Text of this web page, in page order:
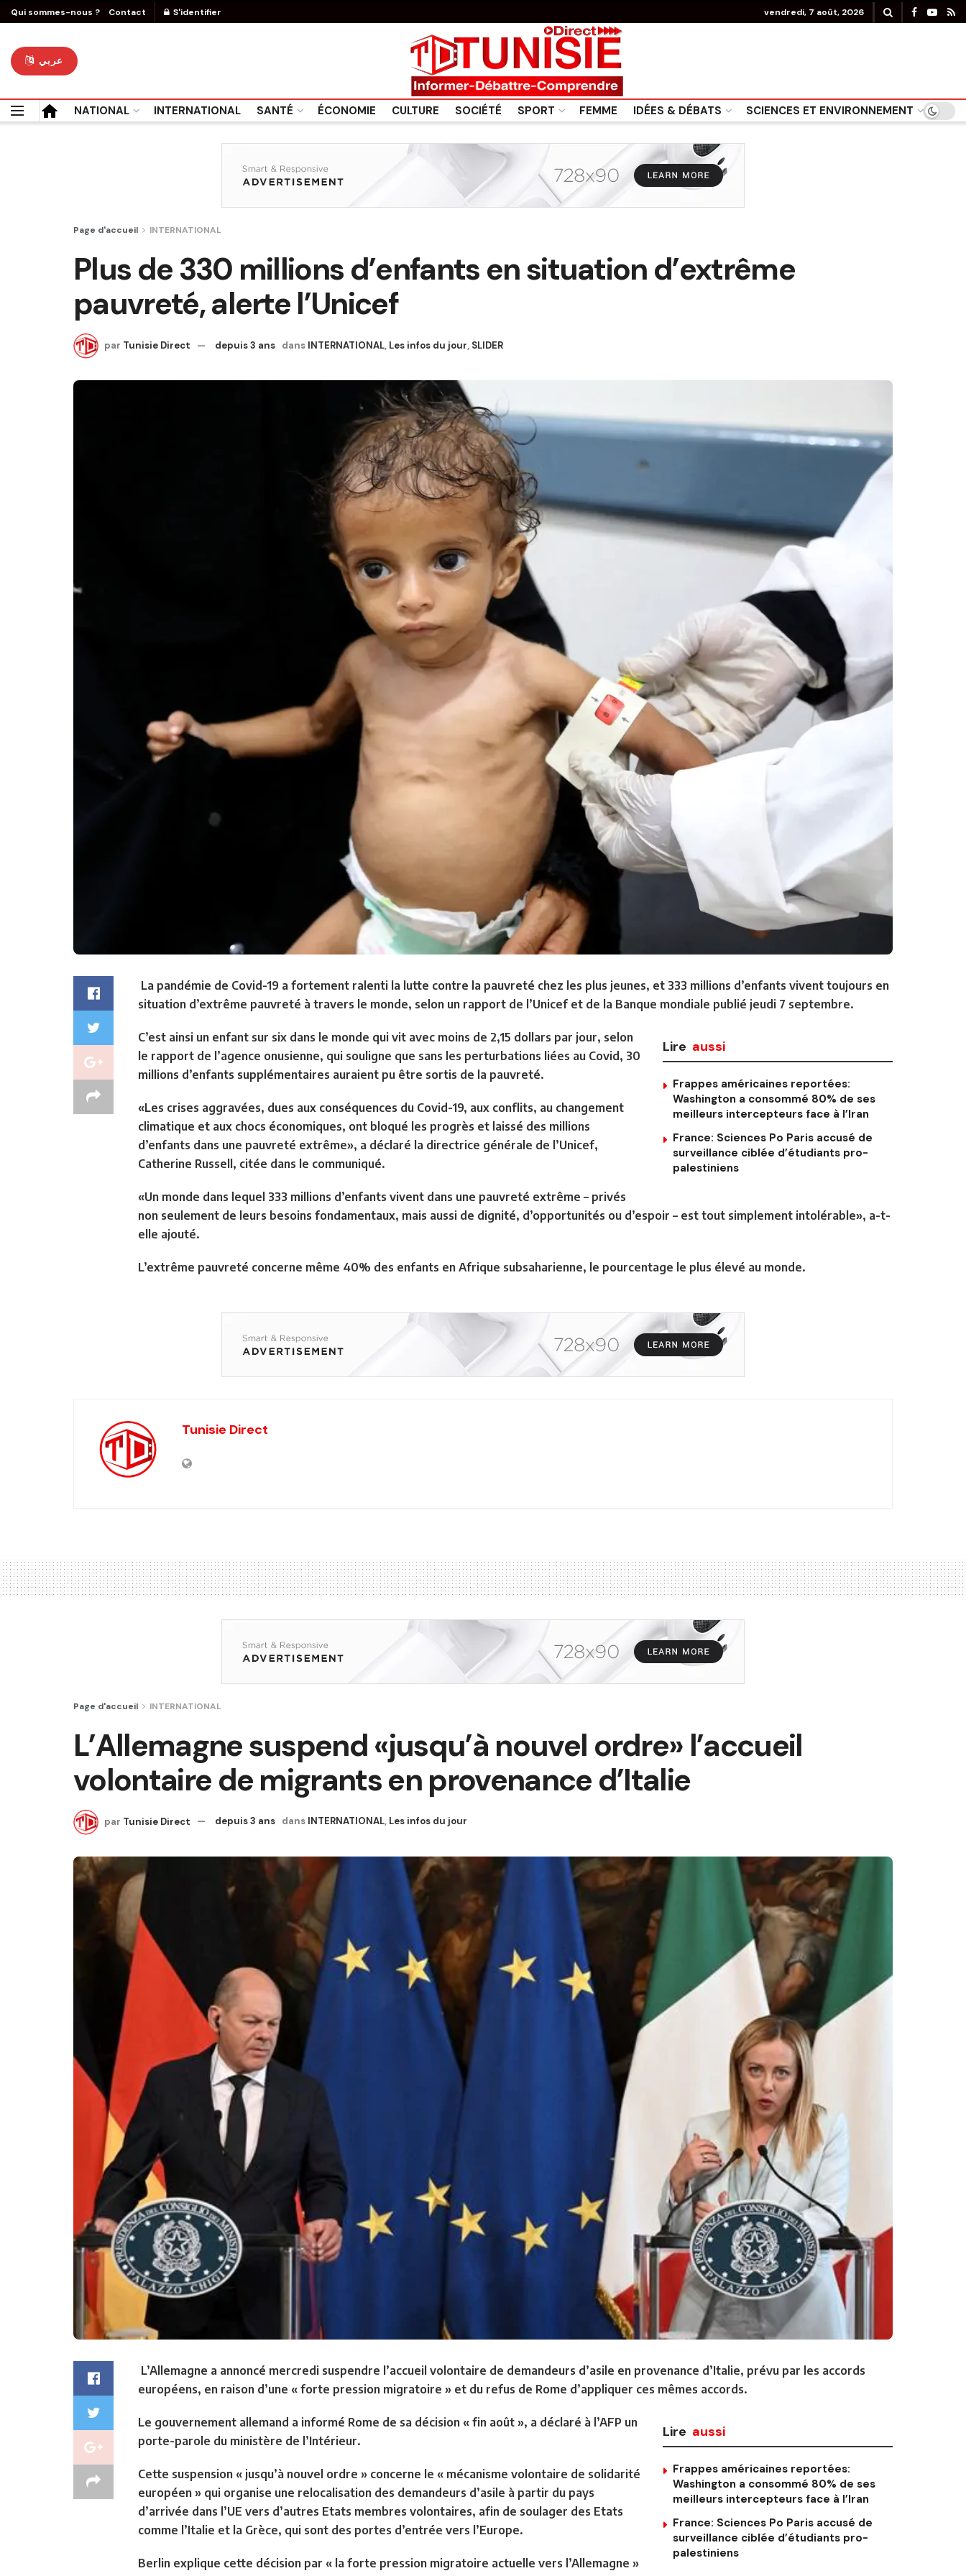
Qui sommes-nous ? Contact S'identifier vendredi, 7 août, 2026
عربي
NATIONAL INTERNATIONAL SANTÉ ÉCONOMIE CULTURE SOCIÉTÉ SPORT FEMME IDÉES & DÉBATS SCIENCES ET ENVIRONNEMENT
Page d'accueil INTERNATIONAL
Plus de 330 millions d’enfants en situation d’extrême
pauvreté, alerte l’Unicef
par Tunisie Direct depuis 3 ans dans INTERNATIONAL, Les infos du jour, SLIDER
La pandémie de Covid-19 a fortement ralenti la lutte contre la pauvreté chez les plus jeunes, et 333 millions d’enfants vivent toujours en
situation d’extrême pauvreté à travers le monde, selon un rapport de l’Unicef et de la Banque mondiale publié jeudi 7 septembre.
Lire aussi
Frappes américaines reportées:
Washington a consommé 80% de ses
meilleurs intercepteurs face à l’Iran
France: Sciences Po Paris accusé de
surveillance ciblée d’étudiants pro-
palestiniens
C’est ainsi un enfant sur six dans le monde qui vit avec moins de 2,15 dollars par jour, selon
le rapport de l’agence onusienne, qui souligne que sans les perturbations liées au Covid, 30
millions d’enfants supplémentaires auraient pu être sortis de la pauvreté.
«Les crises aggravées, dues aux conséquences du Covid-19, aux conflits, au changement
climatique et aux chocs économiques, ont bloqué les progrès et laissé des millions
d’enfants dans une pauvreté extrême», a déclaré la directrice générale de l’Unicef,
Catherine Russell, citée dans le communiqué.
«Un monde dans lequel 333 millions d’enfants vivent dans une pauvreté extrême – privés
non seulement de leurs besoins fondamentaux, mais aussi de dignité, d’opportunités ou d’espoir – est tout simplement intolérable», a-t-
elle ajouté.
L’extrême pauvreté concerne même 40% des enfants en Afrique subsaharienne, le pourcentage le plus élevé au monde.
Tunisie Direct
Page d'accueil INTERNATIONAL
L’Allemagne suspend «jusqu’à nouvel ordre» l’accueil
volontaire de migrants en provenance d’Italie
par Tunisie Direct depuis 3 ans dans INTERNATIONAL, Les infos du jour
L’Allemagne a annoncé mercredi suspendre l’accueil volontaire de demandeurs d’asile en provenance d’Italie, prévu par les accords
européens, en raison d’une « forte pression migratoire » et du refus de Rome d’appliquer ces mêmes accords.
Lire aussi
Frappes américaines reportées:
Washington a consommé 80% de ses
meilleurs intercepteurs face à l’Iran
France: Sciences Po Paris accusé de
surveillance ciblée d’étudiants pro-
palestiniens
Le gouvernement allemand a informé Rome de sa décision « fin août », a déclaré à l’AFP un
porte-parole du ministère de l’Intérieur.
Cette suspension « jusqu’à nouvel ordre » concerne le « mécanisme volontaire de solidarité
européen » qui organise une relocalisation des demandeurs d’asile à partir du pays
d’arrivée dans l’UE vers d’autres Etats membres volontaires, afin de soulager des Etats
comme l’Italie et la Grèce, qui sont des portes d’entrée vers l’Europe.
Berlin explique cette décision par « la forte pression migratoire actuelle vers l’Allemagne »